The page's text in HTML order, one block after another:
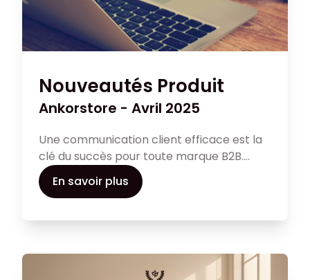
Nouveautés Produit
Ankorstore - Avril 2025
Une communication client efficace est la
clé du succès pour toute marque B2B.
Dans cet article, découvrez comment
établir une relation client solide et
de votre entreprise et renforcer votre
En savoir plus